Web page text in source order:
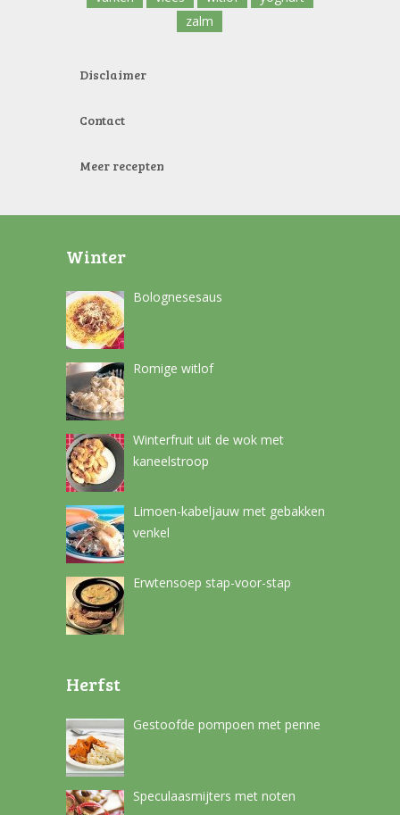
zalm
Disclaimer
Contact
Meer recepten
Winter
Bolognesesaus
Romige witlof
Winterfruit uit de wok met
kaneelstroop
Limoen-kabeljauw met gebakken
venkel
Erwtensoep stap-voor-stap
Herfst
Gestoofde pompoen met penne
Speculaasmijters met noten